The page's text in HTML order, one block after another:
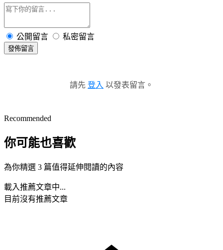
公開留言 私密留言
發佈留言
請先 登入 以發表留言。
Recommended
你可能也喜歡
為你精選 3 篇值得延伸閱讀的內容
載入推薦文章中...
目前沒有推薦文章